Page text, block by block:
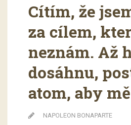
Cítím, že
za cílem,
neznám. Až
dosáhnu,
atom, aby
NAPOLEON BONAPARTE